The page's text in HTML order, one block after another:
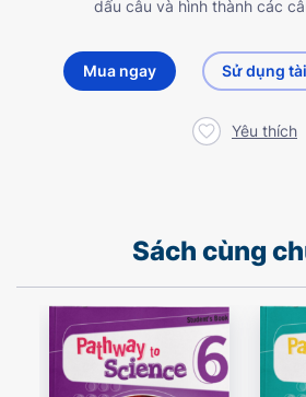
dấu câu và hình thành các
Mua ngay Sử dụng
Yêu thích
Sách cùng